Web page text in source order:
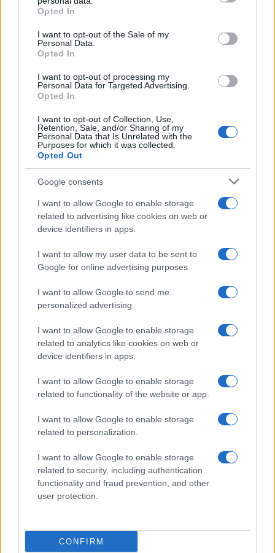
Please note that this website/app uses one or more Google
services and may gather and store information including but
not limited to your visit or usage behaviour. You may click to
grant or deny consent to Google and its third-party tags to
consent section.
Opted In
I want to opt-out of the Sale of my
Personal Data.
Opted In
I want to opt-out of processing my
Personal Data for Targeted Advertising.
Opted In
I want to opt-out of Collection, Use,
Retention, Sale, and/or Sharing of my
Personal Data that Is Unrelated with the
Purposes for which it was collected.
Opted Out
Google consents
I want to allow Google to enable storage
related to advertising like cookies on web or
device identifiers in apps.
I want to allow my user data to be sent to
Google for online advertising purposes.
I want to allow Google to send me
personalized advertising.
I want to allow Google to enable storage
related to analytics like cookies on web or
device identifiers in apps.
I want to allow Google to enable storage
related to functionality of the website or app.
I want to allow Google to enable storage
related to personalization.
I want to allow Google to enable storage
related to security, including authentication
functionality and fraud prevention, and other
user protection.
CONFIRM
CHI SIAMO CONTATTI PUBBLICITÀ LAVORA CON NOI
OTTO CHANNEL
Iscritto al Registro degli Operatori di Comunicazione n. 37512
© Riproduzione Riservata – Ne è consentita esclusivamente una